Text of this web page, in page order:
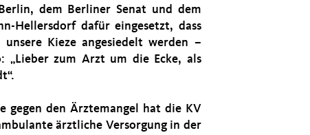
dem Berliner Senat und dem
Hellersdorf dafür eingesetzt, dass
unsere Kieze angesiedelt werden –
„Lieber zum Arzt um die Ecke, als
gegen den Ärztemangel hat die KV
ärztliche Versorgung in der